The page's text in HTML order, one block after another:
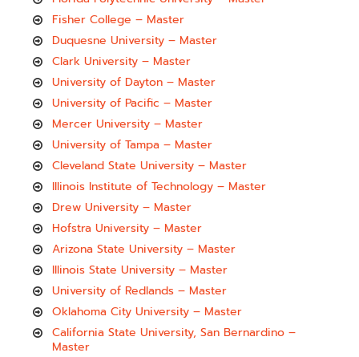
Fisher College – Master
Duquesne University – Master
Clark University – Master
University of Dayton – Master
University of Pacific – Master
Mercer University – Master
University of Tampa – Master
Cleveland State University – Master
Illinois Institute of Technology – Master
Drew University – Master
Hofstra University – Master
Arizona State University – Master
Illinois State University – Master
University of Redlands – Master
Oklahoma City University – Master
California State University, San Bernardino –
Master